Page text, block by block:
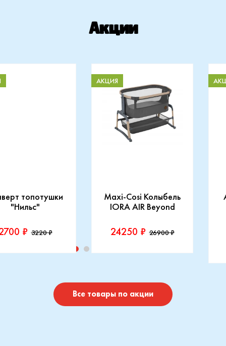
Купить
Акции
топотушки
"Нильс"
₽ 3220 ₽
Maxi-Cosi Колыбель
IORA AIR Beyond
АКЦИЯ
24250 ₽ 26900 ₽
Производитель::
Купить
Все товары по акции